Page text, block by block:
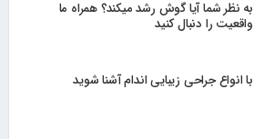
به نظر شما آیا گوش رشد میکند؟ همراه ما
واقعیت را دنبال کنید
با انواع جراحی زیبایی اندام آشنا شوید